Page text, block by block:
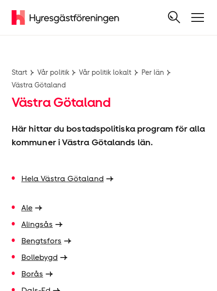
Start Vår politik Vår politik lokalt
Per län
Västra Götaland
Västra Götaland
Här hittar du bostadspolitiska program för alla
kommuner i Västra Götalands län.
Hela Västra Götaland
Ale
Alingsås
Bengtsfors
Bollebygd
Borås